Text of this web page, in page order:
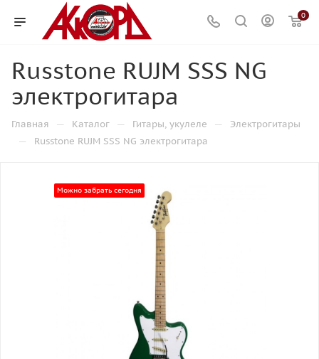
0
Russtone RUJM SSS NG
электрогитара
Главная — Каталог — Гитары, укулеле — Электрогитары
— Russtone RUJM SSS NG электрогитара
Можно забрать сегодня